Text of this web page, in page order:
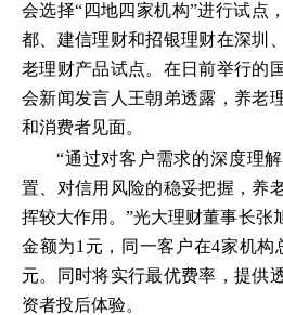
会选择“四地四家机构”进行试点
都、建信理财和招银理财在深圳
老理财产品试点。在日前举行的
会新闻发言人王朝弟透露，养老
和消费者见面。
“通过对客户需求的深度理
置、对信用风险的稳妥把握，养
挥较大作用。”光大理财董事长张
金额为1元，同一客户在4家机构
元。同时将实行最优费率，提供
资者投后体验。